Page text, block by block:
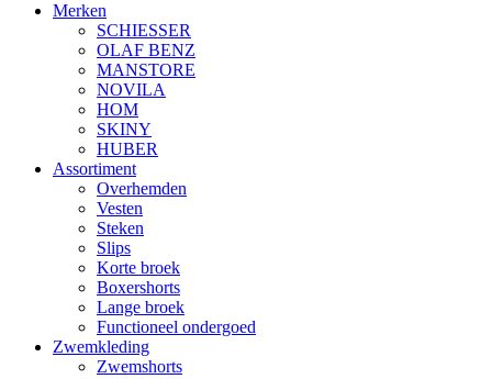
Merken
SCHIESSER
OLAF BENZ
MANSTORE
NOVILA
HOM
SKINY
HUBER
Assortiment
Overhemden
Vesten
Steken
Slips
Korte broek
Boxershorts
Lange broek
Functioneel ondergoed
Zwemkleding
Zwemshorts